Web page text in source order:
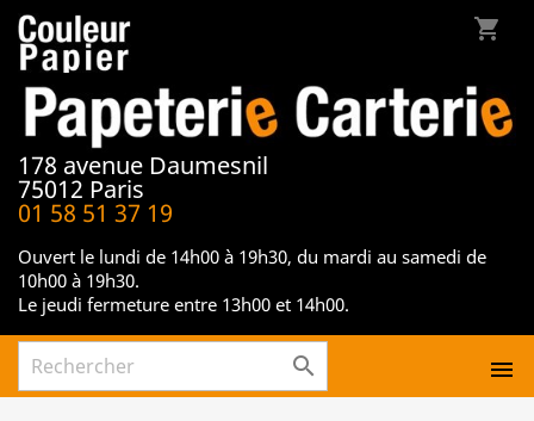
shopping_cart
178 avenue Daumesnil
75012 Paris
01 58 51 37 19
Ouvert le lundi de 14h00 à 19h30, du mardi au samedi de
10h00 à 19h30.
Le jeudi fermeture entre 13h00 et 14h00.
 